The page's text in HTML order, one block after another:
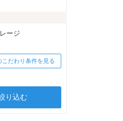
ージ
こだわり条件を見る